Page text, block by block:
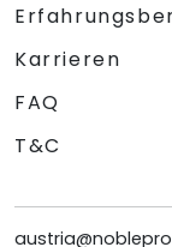
Karrieren
FAQ
T&C